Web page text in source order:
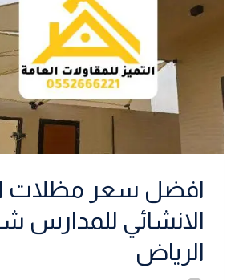
افضل سعر مظلات
الانشائي للمدارس
الرياض